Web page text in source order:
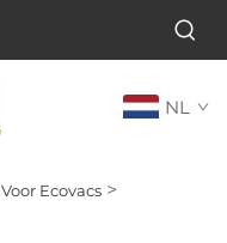
NL
Voor Ecovacs >